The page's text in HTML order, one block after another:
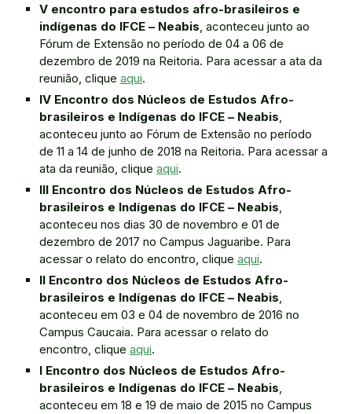
V encontro para estudos afro-brasileiros e
indígenas do IFCE – Neabis, aconteceu junto ao
Fórum de Extensão no período de 04 a 06 de
dezembro de 2019 na Reitoria. Para acessar a ata da
reunião, clique aqui.
IV Encontro dos Núcleos de Estudos Afro-
brasileiros e Indígenas do IFCE – Neabis,
aconteceu junto ao Fórum de Extensão no período
de 11 a 14 de junho de 2018 na Reitoria. Para acessar a
ata da reunião, clique aqui.
III Encontro dos Núcleos de Estudos Afro-
brasileiros e Indígenas do IFCE – Neabis,
aconteceu nos dias 30 de novembro e 01 de
dezembro de 2017 no Campus Jaguaribe. Para
acessar o relato do encontro, clique aqui.
II Encontro dos Núcleos de Estudos Afro-
brasileiros e Indígenas do IFCE – Neabis,
aconteceu em 03 e 04 de novembro de 2016 no
Campus Caucaia. Para acessar o relato do
encontro, clique aqui.
I Encontro dos Núcleos de Estudos Afro-
brasileiros e Indígenas do IFCE – Neabis,
aconteceu em 18 e 19 de maio de 2015 no Campus